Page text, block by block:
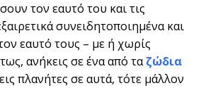
τον εαυτό του και τις
συνειδητοποιημένα και
εαυτό τους – με ή χωρίς
ανήκεις σε ένα από ταζώδια
πλανήτες σε αυτά, τότε μάλλον